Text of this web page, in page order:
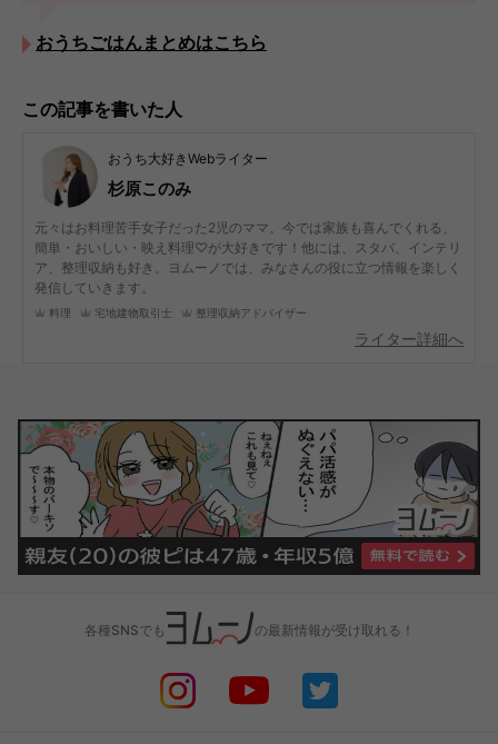
おうちごはんまとめはこちら
この記事を書いた人
おうち大好きWebライター
杉原このみ
元々はお料理苦手女子だった2児のママ。今では家族も喜んでくれる、
簡単・おいしい・映え料理♡が大好きです！他には、スタバ、インテリ
ア、整理収納も好き。ヨムーノでは、みなさんの役に立つ情報を楽しく
発信していきます。
料理 宅地建物取引士 整理収納アドバイザー
ライター詳細へ
各種SNSでも の最新情報が受け取れる！